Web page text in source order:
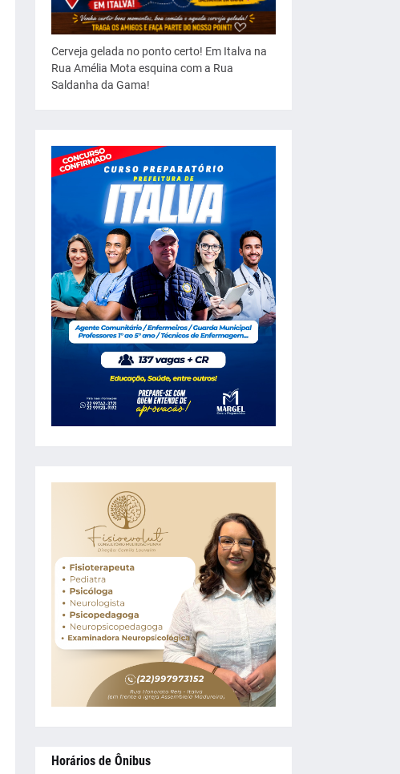
Cerveja gelada no ponto certo! Em Italva na
Rua Amélia Mota esquina com a Rua
Saldanha da Gama!
Horários de Ônibus